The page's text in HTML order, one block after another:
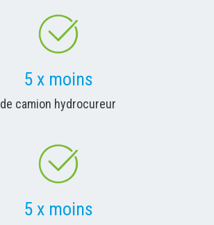
5 x moins
de camion hydrocureur
5 x moins